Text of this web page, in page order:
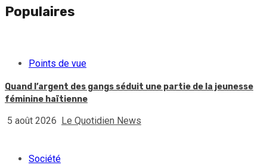
Populaires
Points de vue
Quand l’argent des gangs séduit une partie de la jeunesse
féminine haïtienne
5 août 2026 Le Quotidien News
Société